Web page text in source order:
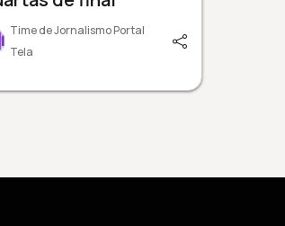
Time de Jornalismo Portal
Tela